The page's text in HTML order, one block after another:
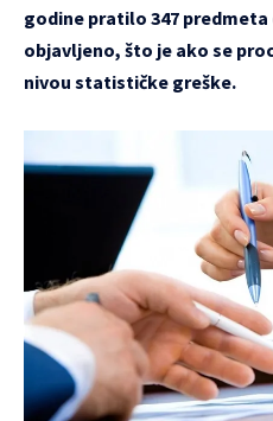
godine pratilo 347 predmeta
objavljeno, što je ako se
nivou statističke greške.